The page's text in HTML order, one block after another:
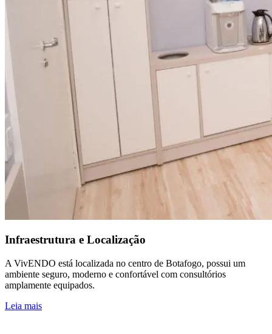
Infraestrutura e Localização
A VivENDO está localizada no centro de Botafogo, possui um
ambiente seguro, moderno e confortável com consultórios
amplamente equipados.
Leia mais